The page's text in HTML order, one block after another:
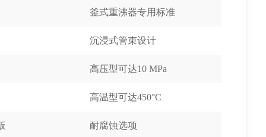
釜式重沸器专用标准
沉浸式管束设计
高压型可达10 MPa
高温型可达450°C
耐腐蚀选项